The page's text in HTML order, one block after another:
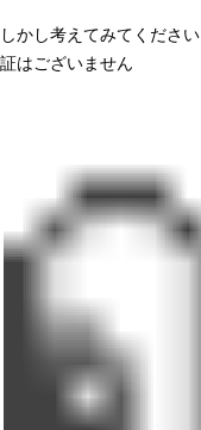
しかし考えてみてくださ
証はございません